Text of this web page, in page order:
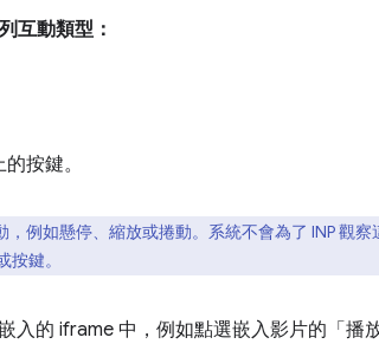
互動類型：
按鍵。
例如懸停、縮放或捲動。系統不會為了 INP 觀
鍵。
入的 iframe 中，例如點選嵌入影片的「播